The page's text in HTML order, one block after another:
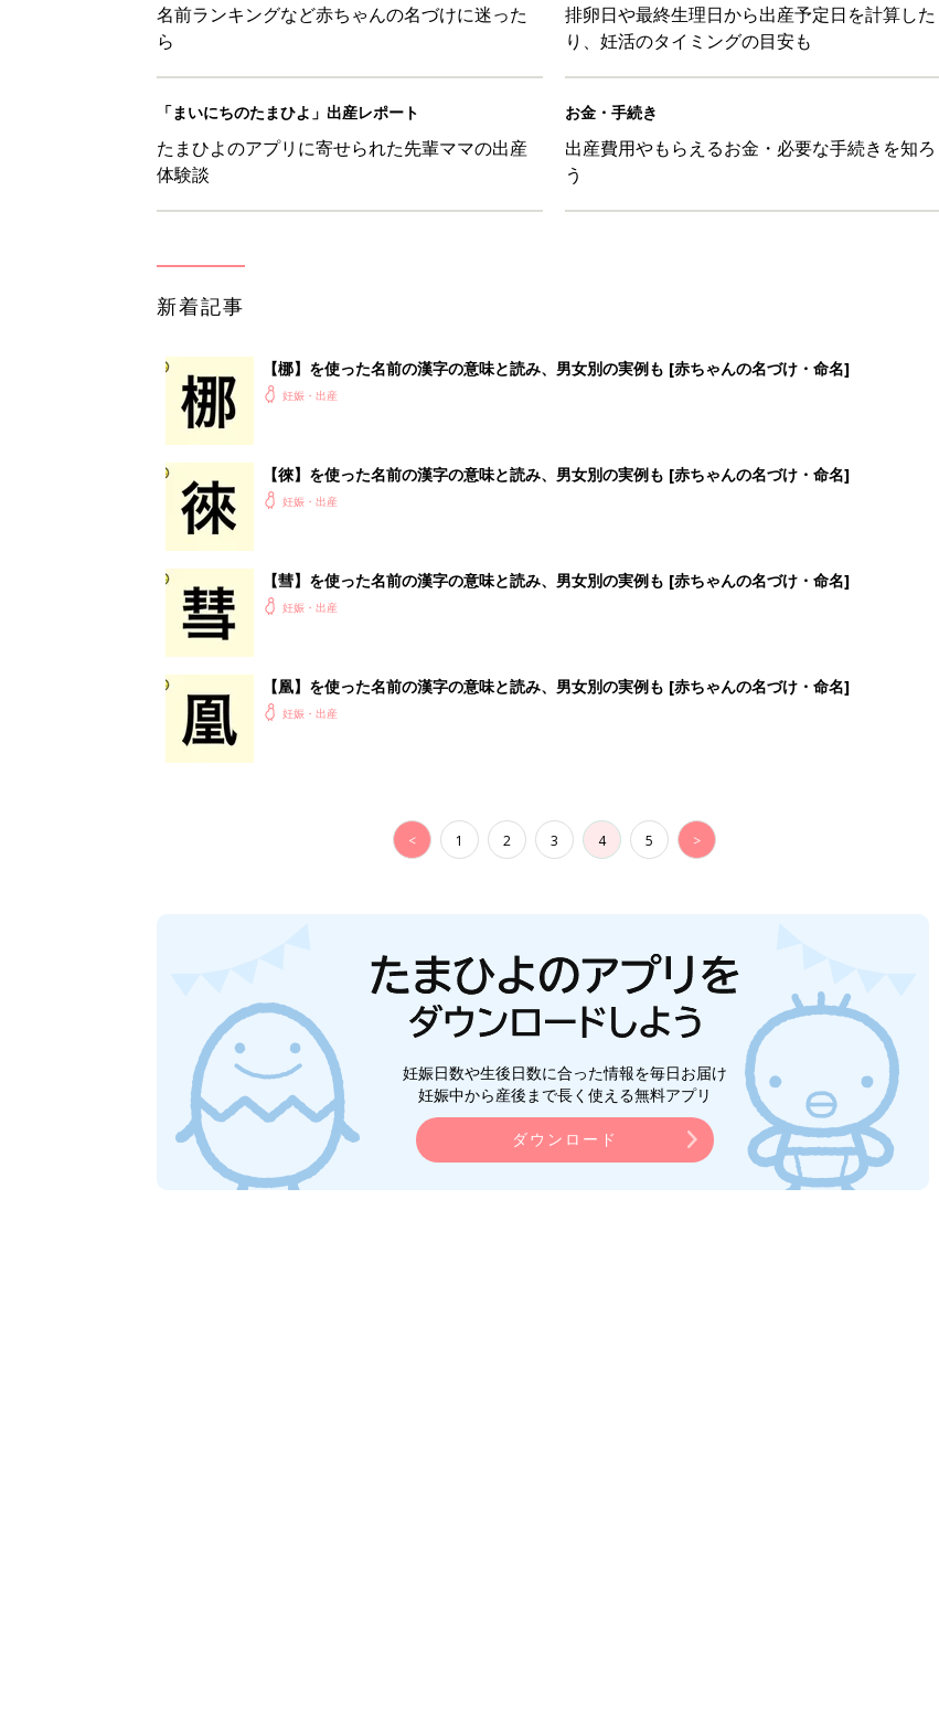
名前ランキングなど赤ちゃんの名づけに迷った
ら
排卵日や最終生理日から出産予定日を計算した
り、妊活のタイミングの目安も
「まいにちのたまひよ」出産レポート
たまひよのアプリに寄せられた先輩ママの出産
体験談
お金・手続き
出産費用やもらえるお金・必要な手続きを知ろ
う
新着記事
【梛】を使った名前の漢字の意味と読み、男女別の実例も [赤ちゃんの名づけ・命名]
妊娠・出産
【徠】を使った名前の漢字の意味と読み、男女別の実例も [赤ちゃんの名づけ・命名]
妊娠・出産
【彗】を使った名前の漢字の意味と読み、男女別の実例も [赤ちゃんの名づけ・命名]
妊娠・出産
【凰】を使った名前の漢字の意味と読み、男女別の実例も [赤ちゃんの名づけ・命名]
妊娠・出産
< 1 2 3 4 5 >
妊娠日数や生後日数に合った情報を毎日お届け
妊娠中から産後まで長く使える無料アプリ
ダウンロード